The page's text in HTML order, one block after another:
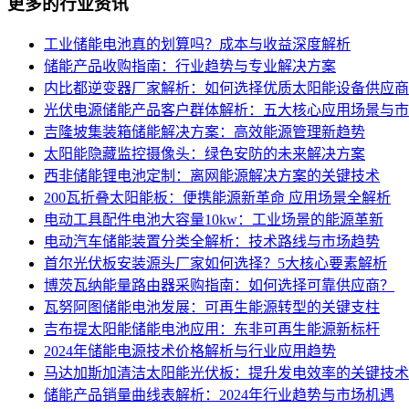
更多的行业资讯
工业储能电池真的划算吗？成本与收益深度解析
储能产品收购指南：行业趋势与专业解决方案
内比都逆变器厂家解析：如何选择优质太阳能设备供应商
光伏电源储能产品客户群体解析：五大核心应用场景与
吉隆坡集装箱储能解决方案：高效能源管理新趋势
太阳能隐藏监控摄像头：绿色安防的未来解决方案
西非储能锂电池定制：离网能源解决方案的关键技术
200瓦折叠太阳能板：便携能源新革命 应用场景全解析
电动工具配件电池大容量10kw：工业场景的能源革新
电动汽车储能装置分类全解析：技术路线与市场趋势
首尔光伏板安装源头厂家如何选择？5大核心要素解析
博茨瓦纳能量路由器采购指南：如何选择可靠供应商？
瓦努阿图储能电池发展：可再生能源转型的关键支柱
吉布提太阳能储能电池应用：东非可再生能源新标杆
2024年储能电源技术价格解析与行业应用趋势
马达加斯加清洁太阳能光伏板：提升发电效率的关键技
储能产品销量曲线表解析：2024年行业趋势与市场机遇